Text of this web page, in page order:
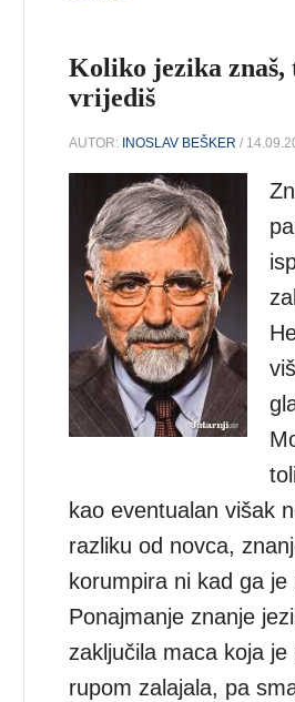
Koliko jezika
vrijediš
AUTOR: INOSLAV BEŠKER /
kao eventualan višak
razliku od novca,
korumpira ni kad ga je
Ponajmanje znanje
zaključila maca koja
rupom zalajala, pa